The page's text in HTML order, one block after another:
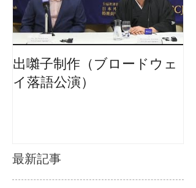
出囃子制作（ブロードウェ
イ落語公演）
最新記事